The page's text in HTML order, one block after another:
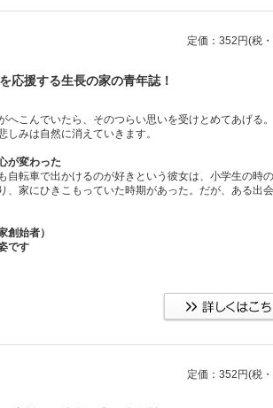
定価：352円(税
応援する生長の家の青年誌！
こんでいたら、そのつらい思いを受けとめてあげる
みは自然に消えていきます。
が変わった
転車で出かけるのが好きという彼女は、小学生の時
家にひきこもっていた時期があった。だが、ある出
始者）
です
定価：352円(税